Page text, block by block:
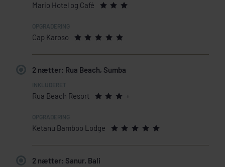
Mario Hotel og Café
Cap Karoso
2 nætter: Rua Beach, Sumba
Rua Beach Resort +
Ketanu Bamboo Lodge
2 nætter: Sanur, Bali